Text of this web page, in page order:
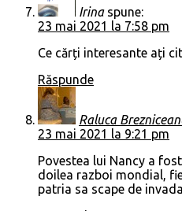
Irina spune:
23 mai 2021 la 7:58 pm
Ce cărți interesante ați
Răspunde
Raluca
23 mai 2021 la 9:21 pm
Povestea lui Nancy a
doilea razboi mondial,
patria sa scape de